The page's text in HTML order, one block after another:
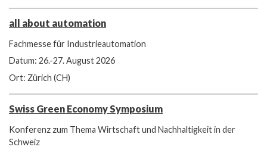
all about automation
Fachmesse für Industrieautomation
Datum: 26.-27. August 2026
Ort: Zürich (CH)
Swiss Green Economy Symposium
Konferenz zum Thema Wirtschaft und Nachhaltigkeit in der
Schweiz